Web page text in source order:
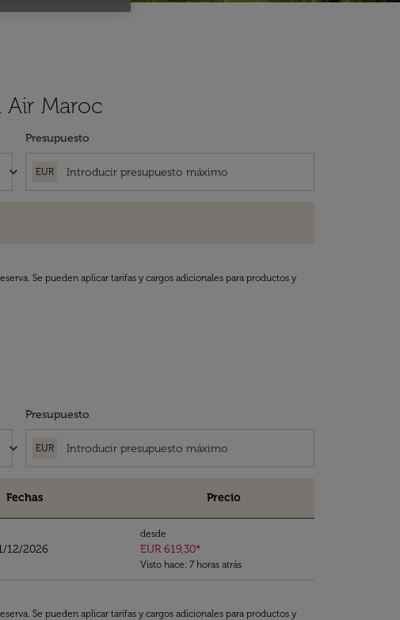
Air Maroc
keyboard_arrow_down
Presupuesto
EUR
Se pueden aplicar tarifas y cargos adicionales para productos y
keyboard_arrow_down
Presupuesto
EUR
Fechas Precio
12/2026
desde
EUR 619,30*
Visto hace: 7 horas atrás
Se pueden aplicar tarifas y cargos adicionales para productos y